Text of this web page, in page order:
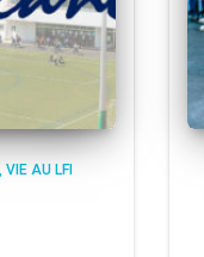
VIE AU LFI